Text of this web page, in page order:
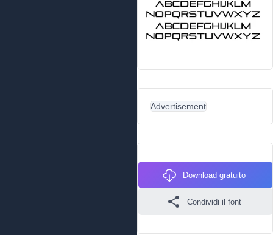
Advertisement
Download gratuito
Condividi il font